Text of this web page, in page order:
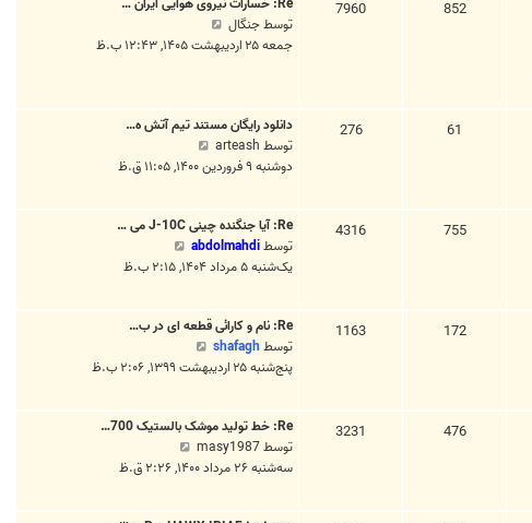
ت
ی
پ
ه
خ
ن
پ
ت
852
7960
توسطجنگال
ش
د
ه
ا
خ
ی
ن
پ
س
جمعه ۲۵ اردیبهشت ۱۴۰۵, ۱۲:۴۳ ب.ظ
61
276
دانلود رایگان مستند تیم آتش ه…
توسط arteash
ش
ه
د
ه
ا
ر
ی
ن
پ
ت
دوشنبه ۹ فروردین ۱۴۰۰, ۱۱:۰۵ ق.ظ
755
4316
Re: آیا جنگنده چینی J-10C می …
توسطabdolmahdi
ش
ه
د
ا
ر
ی
پ
ت
یک‌شنبه ۵ مرداد ۱۴۰۴, ۲:۱۵ ب.ظ
172
1163
Re: نام و کارائی قطعه ای در ب…
توسط shafagh
ش
ه
د
ه
ا
ر
پنج‌شنبه ۲۵ اردیبهشت ۱۳۹۹, ۲:۰۶ ب.ظ
476
3231
Re: خط تولید موشک بالستیک 700…
توسطmasy1987
ش
ه
سه‌شنبه ۲۶ مرداد ۱۴۰۰, ۲:۲۶ ق.ظ